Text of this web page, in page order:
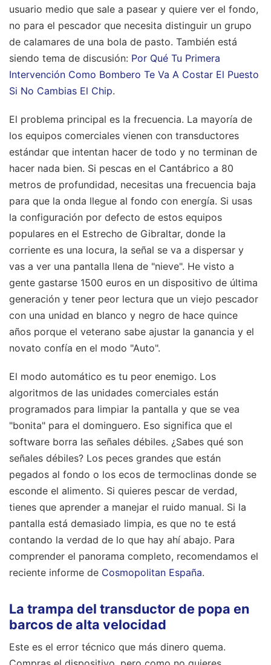
usuario medio que sale a pasear y quiere ver el fondo,
no para el pescador que necesita distinguir un grupo
de calamares de una bola de pasto. También está
siendo tema de discusión: Por Qué Tu Primera
Intervención Como Bombero Te Va A Costar El Puesto
Si No Cambias El Chip.
El problema principal es la frecuencia. La mayoría de
los equipos comerciales vienen con transductores
estándar que intentan hacer de todo y no terminan de
hacer nada bien. Si pescas en el Cantábrico a 80
metros de profundidad, necesitas una frecuencia baja
para que la onda llegue al fondo con energía. Si usas
la configuración por defecto de estos equipos
populares en el Estrecho de Gibraltar, donde la
corriente es una locura, la señal se va a dispersar y
vas a ver una pantalla llena de "nieve". He visto a
gente gastarse 1500 euros en un dispositivo de última
generación y tener peor lectura que un viejo pescador
con una unidad en blanco y negro de hace quince
años porque el veterano sabe ajustar la ganancia y el
novato confía en el modo "Auto".
El modo automático es tu peor enemigo. Los
algoritmos de las unidades comerciales están
programados para limpiar la pantalla y que se vea
"bonita" para el dominguero. Eso significa que el
software borra las señales débiles. ¿Sabes qué son
señales débiles? Los peces grandes que están
pegados al fondo o los ecos de termoclinas donde se
esconde el alimento. Si quieres pescar de verdad,
tienes que aprender a manejar el ruido manual. Si la
pantalla está demasiado limpia, es que no te está
contando la verdad de lo que hay ahí abajo. Para
comprender el panorama completo, recomendamos el
reciente informe de Cosmopolitan España.
La trampa del transductor de popa en
barcos de alta velocidad
Este es el error técnico que más dinero quema.